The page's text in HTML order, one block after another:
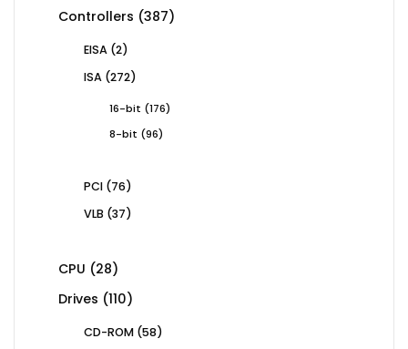
Controllers 387387
EISA 22
ISA 272272
16-bit 176176
8-bit
9696
PCI 7676
VLB 3737
CPU 2828
Drives 110110
CD-ROM 5858